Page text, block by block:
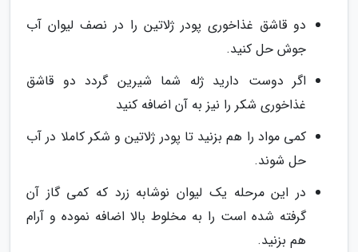
دو قاشق غذاخوری پودر ژلاتین را در نصف لیوان آب
جوش حل کنید.
اگر دوست دارید ژله شما شیرین گردد دو قاشق
غذاخوری شکر را نیز به آن اضافه کنید
کمی مواد را هم بزنید تا پودر ژلاتین و شکر کاملا در آب
حل شوند.
در این مرحله یک لیوان نوشابه زرد که کمی گاز آن
گرفته شده است را به مخلوط بالا اضافه نموده و آرام
هم بزنید.